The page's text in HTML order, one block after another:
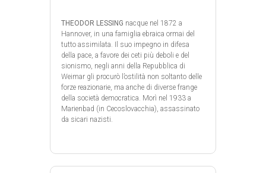
THEODOR LESSING nacque nel 1872 a
Hannover, in una famiglia ebraica ormai del
tutto assimilata. Il suo impegno in difesa
della pace, a favore dei ceti più deboli e del
sionismo, negli anni della Repubblica di
Weimar gli procurò l’ostilità non soltanto delle
forze reazionarie, ma anche di diverse frange
della società democratica. Morì nel 1933 a
Marienbad (in Cecoslovacchia), assassinato
da sicari nazisti.